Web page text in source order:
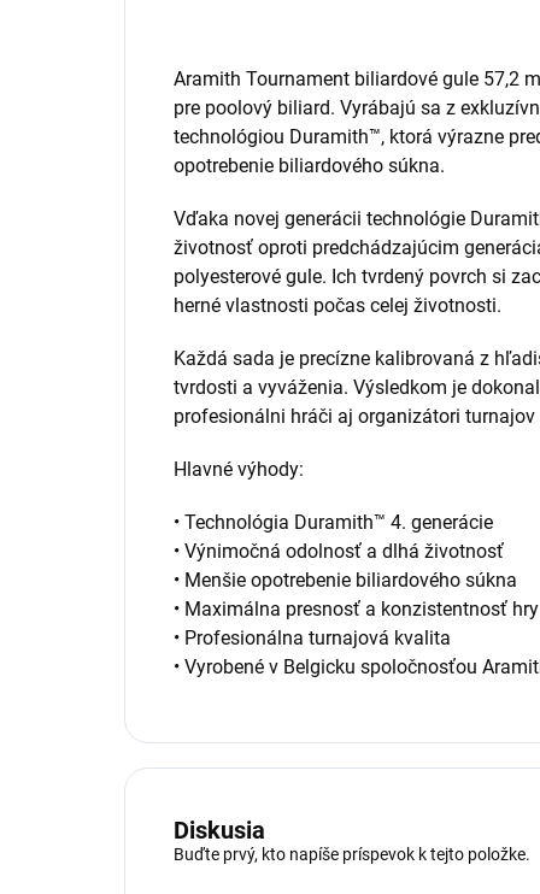
Aramith Tournament biliardové gule 57,2
pre poolový biliard. Vyrábajú sa z
technológiou Duramith™, ktorá výrazne
opotrebenie biliardového súkna.
Vďaka novej generácii technológie
životnosť oproti predchádzajúcim
polyesterové gule. Ich tvrdený povrch si
herné vlastnosti počas celej životnosti.
Každá sada je precízne kalibrovaná z
tvrdosti a vyváženia. Výsledkom je
profesionálni hráči aj organizátori turnajov
Hlavné výhody:
• Technológia Duramith™ 4. generácie
• Výnimočná odolnosť a dlhá životnosť
• Menšie opotrebenie biliardového súkna
• Maximálna presnosť a konzistentnosť hry
• Profesionálna turnajová kvalita
• Vyrobené v Belgicku spoločnosťou
Diskusia
Buďte prvý, kto napíše príspevok k tejto položke.